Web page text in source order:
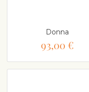
Donna
93,00 €